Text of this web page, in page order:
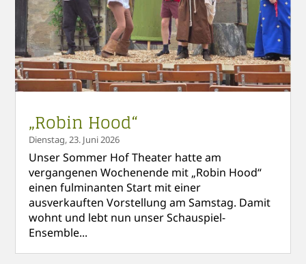
„Robin Hood“
Dienstag, 23. Juni 2026
Unser Sommer Hof Theater hatte am
vergangenen Wochenende mit „Robin Hood“
einen fulminanten Start mit einer
ausverkauften Vorstellung am Samstag. Damit
wohnt und lebt nun unser Schauspiel-
Ensemble...